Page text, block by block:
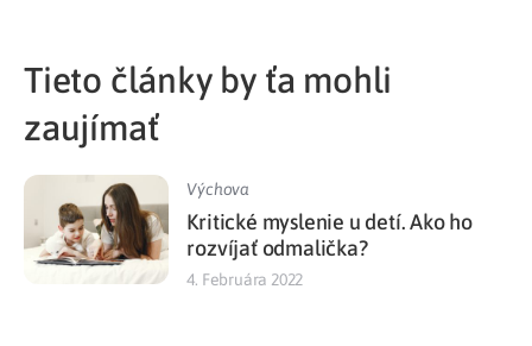
Tieto články by ťa mohli
zaujímať
Výchova
Kritické myslenie u detí. Ako ho
rozvíjať odmalička?
4. Februára 2022